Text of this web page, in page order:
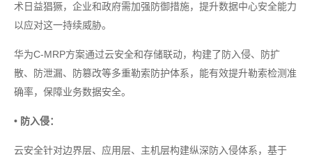
术日益猖獗，企业和政府需加强防御措施，提升数据中心安全能力
以应对这一持续威胁。
华为C-MRP方案通过云安全和存储联动，构建了防入侵、防扩
散、防泄漏、防篡改等多重勒索防护体系，能有效提升勒索检测准
确率，保障业务数据安全。
• 防入侵：
云安全针对边界层、应用层、主机层构建纵深防入侵体系，基于